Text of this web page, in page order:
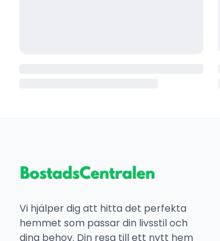
Vi hjälper dig att hitta det perfekta
hemmet som passar din livsstil och
dina behov. Din resa till ett nytt hem